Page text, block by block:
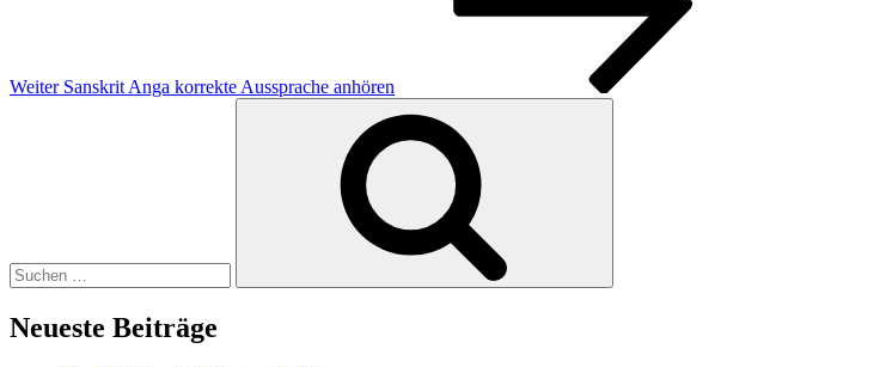
Weiter Sanskrit Anga korrekte Aussprache anhören
Neueste Beiträge